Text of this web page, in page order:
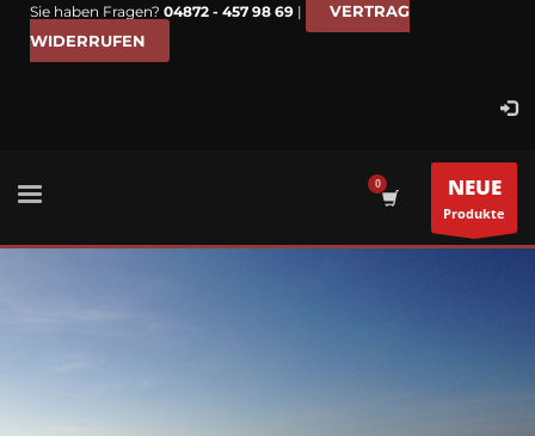
Sie haben Fragen? 04872 - 457 98 69 |
VERTRAG
WIDERRUFEN
NEUE
Produkte